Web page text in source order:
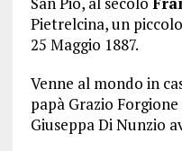
Pietrelcina, un
25 Maggio 1887.
Venne al mondo in
papà Grazio
Giuseppa Di Nunzio